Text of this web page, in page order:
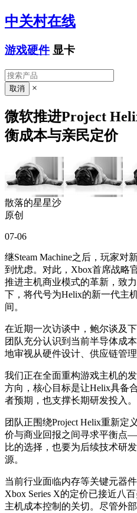
中关村在线
游戏硬件 显卡
×
微软推进Project
衡成本与亲民定价
散落的星星沙
原创
07-06
继Steam Machine之后，玩家对
到忧虑。对此，Xbox首席战略
推进主机商业模式的革新，致
下，将代号为Helix的新一代主
间。
在近期一次访谈中，鲍尔谈及
团队充分认识到当前半导体成
地审视从硬件设计、供应链管
我们正在全面重构游戏主机的
方向，核心目标是让Helix具备
者预期，也支撑长期研发投入。
团队正围绕Project Helix重新定
价与商业回报之间寻求平衡点
比的选择，也要为后续技术研
源。
当前行业面临内存等关键元器
Xbox Series X的定价已接近八
主机成本控制的关切。尽管外